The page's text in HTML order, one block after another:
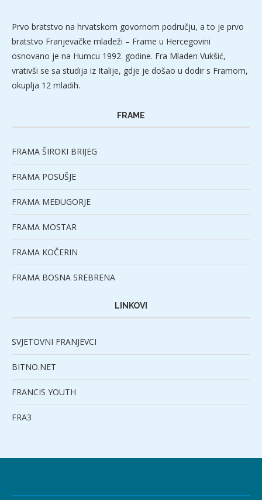
Prvo bratstvo na hrvatskom govornom području, a to je prvo
bratstvo Franjevačke mladeži – Frame u Hercegovini
osnovano je na Humcu 1992. godine. Fra Mladen Vukšić,
vrativši se sa studija iz Italije, gdje je došao u dodir s Framom,
okuplja 12 mladih.
FRAME
FRAMA ŠIROKI BRIJEG
FRAMA POSUŠJE
FRAMA MEĐUGORJE
FRAMA MOSTAR
FRAMA KOČERIN
FRAMA BOSNA SREBRENA
LINKOVI
SVJETOVNI FRANJEVCI
BITNO.NET
FRANCIS YOUTH
FRA3